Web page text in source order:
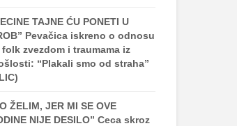
TAJNE ĆU PONETI U
Pevačica iskreno o odnosu
folk zvezdom i traumama iz
“Plakali smo od straha”
ŽELIM, JER MI SE OVE
NIJE DESILO” Ceca skroz